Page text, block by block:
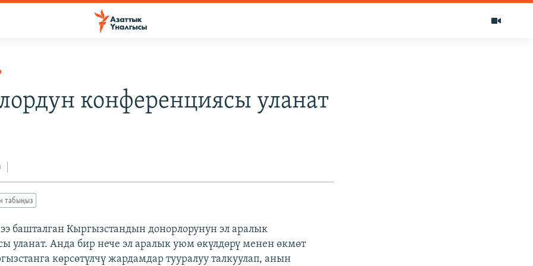
конференциясы уланат
табыңыз
башталган Кыргызстандын донорлорунун эл аралык
уланат. Анда бир нече эл аралык уюм өкүлдөрү менен өкмөт
көрсөтүлчү жардамдар тууралуу талкуулап, анын